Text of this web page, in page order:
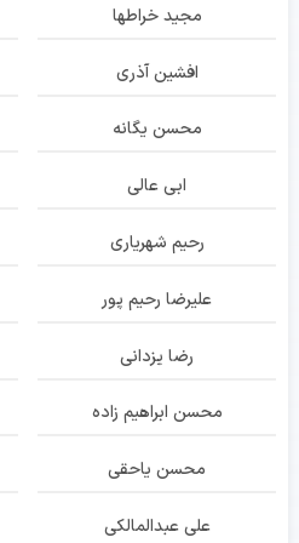
مجید خراطها
افشین آذری
محسن یگانه
ابی عالی
رحیم شهریاری
علیرضا رحیم پور
رضا یزدانی
محسن ابراهیم زاده
محسن یاحقی
علی عبدالمالکی